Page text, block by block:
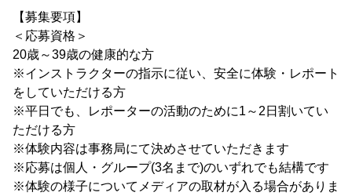
【募集要項】
＜応募資格＞
20歳～39歳の健康的な方
※インストラクターの指示に従い、安全に体験・レポート
をしていただける方
※平日でも、レポーターの活動のために1～2日割いてい
ただける方
※体験内容は事務局にて決めさせていただきます
※応募は個人・グループ(3名まで)のいずれでも結構です
※体験の様子についてメディアの取材が入る場合がありま